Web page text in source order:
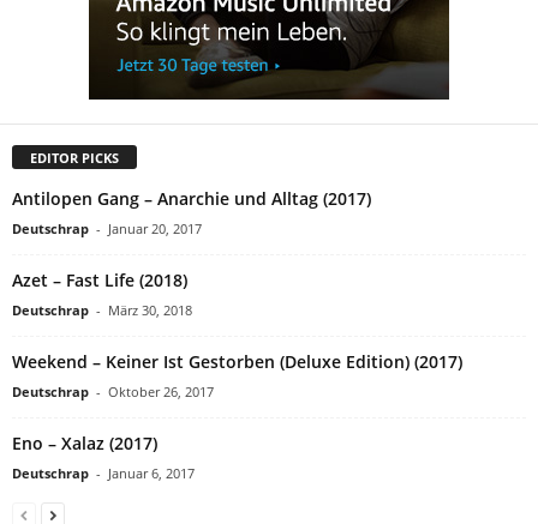
EDITOR PICKS
Antilopen Gang – Anarchie und Alltag (2017)
Deutschrap - Januar 20, 2017
Azet – Fast Life (2018)
Deutschrap - März 30, 2018
Weekend – Keiner Ist Gestorben (Deluxe Edition) (2017)
Deutschrap - Oktober 26, 2017
Eno – Xalaz (2017)
Deutschrap - Januar 6, 2017